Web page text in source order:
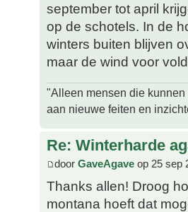
september tot april
op de schotels. In de
winters buiten blijven
maar de wind voor
"Alleen mensen die
aan nieuwe feiten en
Re: Winterharde
door GaveAgave op 25 sep
Thanks allen! Droog
montana hoeft dat